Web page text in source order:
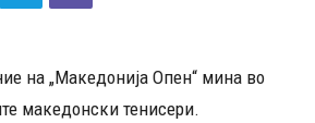
на „Македонија Опен“ мина во
македонски тенисери.